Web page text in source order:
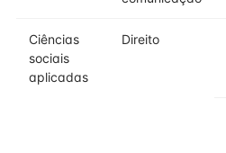
Ciências
sociais
aplicadas
Direito